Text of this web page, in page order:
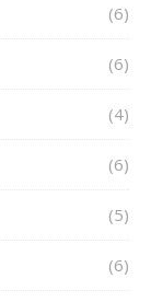
(6)
(6)
(4)
(6)
(5)
(6)